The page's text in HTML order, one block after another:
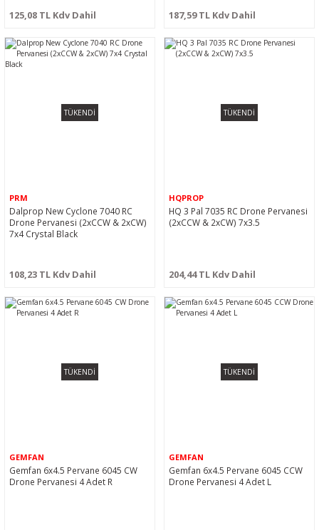
125,08 TL Kdv Dahil 187,59 TL Kdv Dahil
TÜKENDİ
PRM
Dalprop New Cyclone 7040 RC
Drone Pervanesi (2xCCW & 2xCW)
7x4 Crystal Black
108,23 TL Kdv Dahil
TÜKENDİ
HQPROP
HQ 3 Pal 7035 RC Drone Pervanesi
(2xCCW & 2xCW) 7x3.5
204,44 TL Kdv Dahil
TÜKENDİ
GEMFAN
Gemfan 6x4.5 Pervane 6045 CW
Drone Pervanesi 4 Adet R
TÜKENDİ
GEMFAN
Gemfan 6x4.5 Pervane 6045 CCW
Drone Pervanesi 4 Adet L